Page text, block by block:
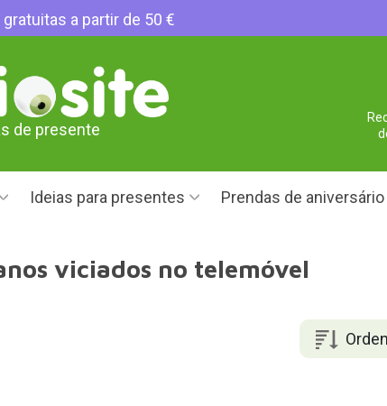
a partir de 50 €
de presente
Ideias para presentes Prendas de aniversário
viciados no telemóvel